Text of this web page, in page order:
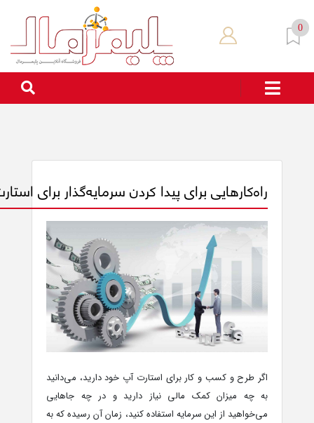
0
راه‌کارهایی برای پیدا کردن سرمایه‌گذار برای
اگر طرح و کسب و کار برای استارت آپ خود دارید، می‌دانید
به چه میزان کمک مالی نیاز دارید و در چه جاهایی
می‌خواهید از این سرمایه استفاده کنید، زمان آن رسیده که به